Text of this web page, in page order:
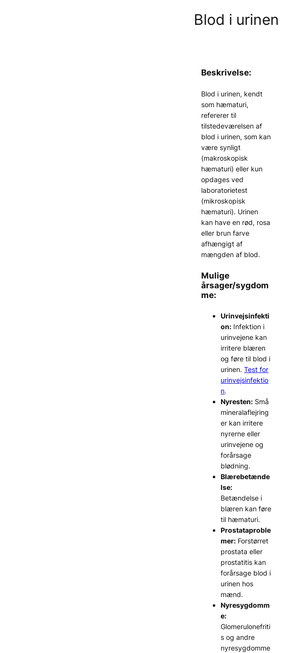
Blod i urinen
Beskrivelse:
Blod i urinen, kendt
som hæmaturi,
refererer til
tilstedeværelsen af
blod i urinen, som kan
være synligt
(makroskopisk
hæmaturi) eller kun
opdages ved
laboratorietest
(mikroskopisk
hæmaturi). Urinen
kan have en rød, rosa
eller brun farve
afhængigt af
mængden af blod.
Mulige
årsager/sygdom
me:
Urinvejsinfekti
on: Infektion i
urinvejene kan
irritere blæren
og føre til blod i
urinen.Test for
urinvejsinfektio
n.
Nyresten: Små
mineralaflejring
er kan irritere
nyrerne eller
urinvejene og
forårsage
blødning.
Blærebetænde
lse:
Betændelse i
blæren kan føre
til hæmaturi.
Prostataproble
mer: Forstørret
prostata eller
prostatitis kan
forårsage blod i
urinen hos
mænd.
Nyresygdomm
e:
Glomerulonefriti
s og andre
nyresygdomme